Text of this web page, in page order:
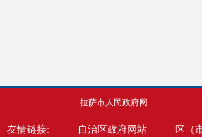
拉萨市人民政府网
友情链接: 自治区政府网站 区（